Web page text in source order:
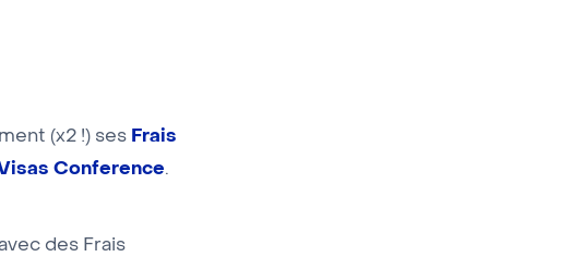
(x2 !) ses Frais
Conference.
des Frais